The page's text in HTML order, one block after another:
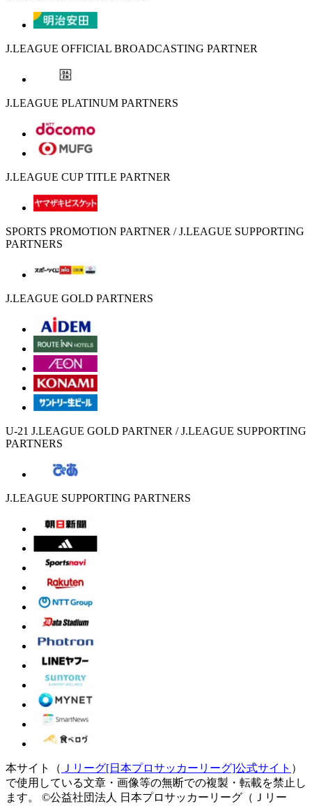
J.LEAGUE OFFICIAL BROADCASTING PARTNER
J.LEAGUE PLATINUM PARTNERS
J.LEAGUE CUP TITLE PARTNER
SPORTS PROMOTION PARTNER / J.LEAGUE SUPPORTING
PARTNERS
J.LEAGUE GOLD PARTNERS
U-21 J.LEAGUE GOLD PARTNER / J.LEAGUE SUPPORTING
PARTNERS
J.LEAGUE SUPPORTING PARTNERS
本サイト（ Ｊリーグ[日本プロサッカーリーグ]公式サイト ）
で使用している文章・画像等の無断での複製・転載を禁止し
ます。
©公益社団法人 日本プロサッカーリーグ（Ｊリー